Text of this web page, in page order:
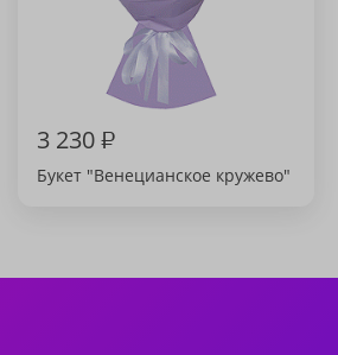
3 230₽
Букет "Венецианское кружево"